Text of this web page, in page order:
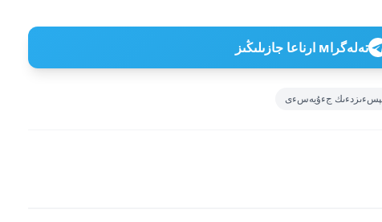
تەلەگراм ارناعا جازىلىڭىز
جءۇيەسءى